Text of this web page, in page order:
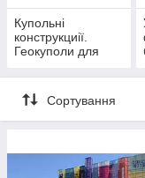
Купольні
конструкциії.
Геокуполи для
Сортування